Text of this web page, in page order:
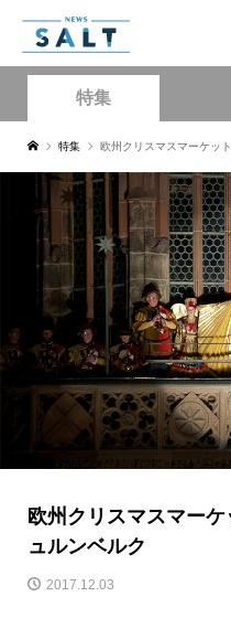
特集
特集 欧州クリスマスマーケッ
欧州クリスマスマー
ュルンベルク
2017.12.03